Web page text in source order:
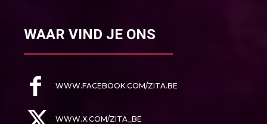
WAAR VIND JE ONS
WWW.FACEBOOK.COM/ZITA.BE
WWW.X.COM/ZITA_BE